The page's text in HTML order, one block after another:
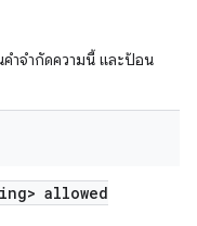
คำจำกัดความนี้ และป้อน
allowed